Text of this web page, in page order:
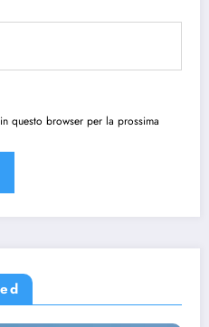
questo browser per la prossima